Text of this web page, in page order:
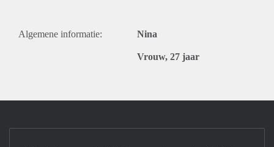
Algemene informatie: Nina
Vrouw, 27 jaar